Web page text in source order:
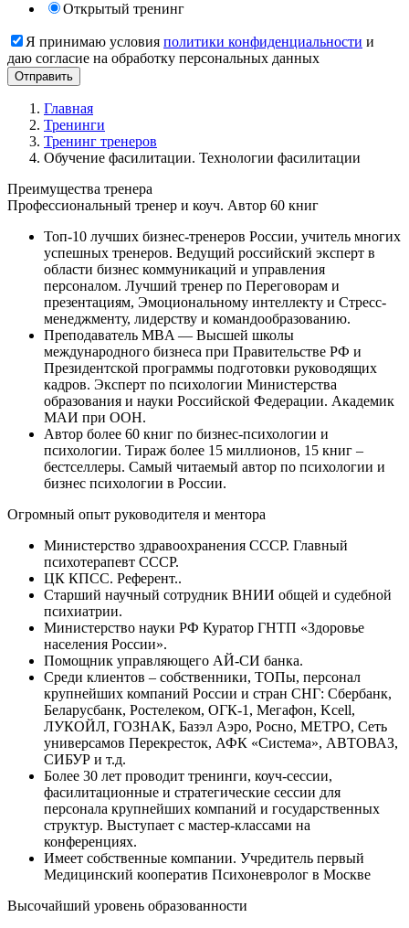
Открытый тренинг
Я принимаю условия политики конфиденциальности и
даю согласие на обработку персональных данных
Главная
Тренинги
Тренинг тренеров
Обучение фасилитации. Технологии фасилитации
Преимущества тренера
Профессиональный тренер и коуч. Автор 60 книг
Топ-10 лучших бизнес-тренеров России, учитель многих
успешных тренеров. Ведущий российский эксперт в
области бизнес коммуникаций и управления
персоналом. Лучший тренер по Переговорам и
презентациям, Эмоциональному интеллекту и Стресс-
менеджменту, лидерству и командообразованию.
Преподаватель MBA — Высшей школы
международного бизнеса при Правительстве РФ и
Президентской программы подготовки руководящих
кадров. Эксперт по психологии Министерства
образования и науки Российской Федерации. Академик
МАИ при ООН.
Автор более 60 книг по бизнес-психологии и
психологии. Тираж более 15 миллионов, 15 книг –
бестселлеры. Самый читаемый автор по психологии и
бизнес психологии в России.
Огромный опыт руководителя и ментора
Министерство здравоохранения СССР. Главный
психотерапевт СССР.
ЦК КПСС. Референт..
Старший научный сотрудник ВНИИ общей и судебной
психиатрии.
Министерство науки РФ Куратор ГНТП «Здоровье
населения России».
Помощник управляющего АЙ-СИ банка.
Среди клиентов – собственники, ТОПы, персонал
крупнейших компаний России и стран СНГ: Сбербанк,
Беларусбанк, Ростелеком, ОГК-1, Мегафон, Kcell,
ЛУКОЙЛ, ГОЗНАК, Базэл Аэро, Росно, МЕТРО, Сеть
универсамов Перекресток, АФК «Система», АВТОВАЗ,
СИБУР и т.д.
Более 30 лет проводит тренинги, коуч-сессии,
фасилитационные и стратегические сессии для
персонала крупнейших компаний и государственных
структур. Выступает с мастер-классами на
конференциях.
Имеет собственные компании. Учредитель первый
Медицинский кооператив Психоневролог в Москве
Высочайший уровень образованности